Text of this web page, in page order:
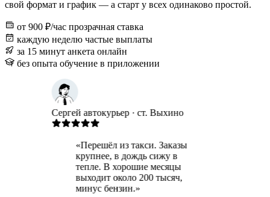
свой формат и график — а старт у всех одинаково простой.
от 900 ₽/час прозрачная ставка
каждую неделю частые выплаты
за 15 минут анкета онлайн
без опыта обучение в приложении
автокурьер · ст. Выхино
«Перешёл из такси. Заказы
крупнее, в дождь сижу в
тепле. В хорошие месяцы
выходит около 200 тысяч,
минус бензин.»